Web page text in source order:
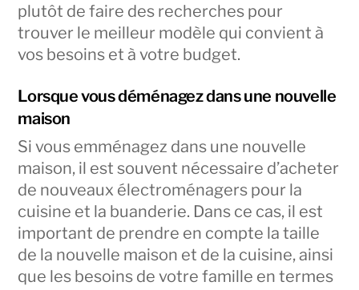
plutôt de faire des recherches pour
trouver le meilleur modèle qui convient à
vos besoins et à votre budget.
Lorsque vous déménagez dans une nouvelle
maison
Si vous emménagez dans une nouvelle
maison, il est souvent nécessaire d’acheter
de nouveaux électroménagers pour la
cuisine et la buanderie. Dans ce cas, il est
important de prendre en compte la taille
de la nouvelle maison et de la cuisine, ainsi
que les besoins de votre famille en termes